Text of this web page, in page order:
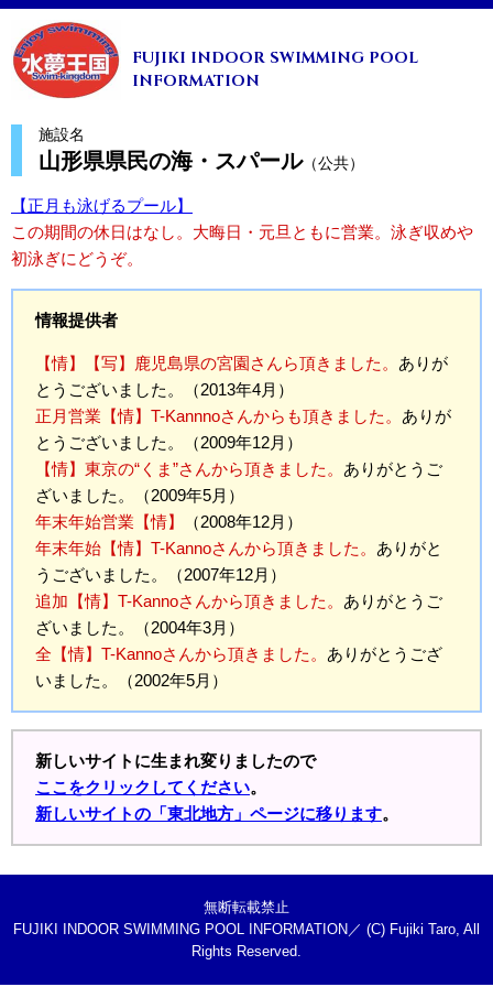
FUJIKI INDOOR SWIMMING POOL
INFORMATION
施設名
山形県県民の海・スパール（公共）
【正月も泳げるプール】
この期間の休日はなし。大晦日・元旦ともに営業。泳ぎ収めや
初泳ぎにどうぞ。
情報提供者
【情】【写】鹿児島県の宮園さんら頂きました。 ありが
とうございました。（2013年4月）
正月営業【情】T-Kannnoさんからも頂きました。 ありが
とうございました。（2009年12月）
【情】東京の“くま”さんから頂きました。 ありがとうご
ざいました。（2009年5月）
年末年始営業【情】
（2008年12月）
年末年始【情】T-Kannoさんから頂きました。 ありがと
うございました。（2007年12月）
追加【情】 T-Kannoさんから頂きました。 ありがとうご
ざいました。（2004年3月）
全【情】 T-Kannoさんから頂きました。 ありがとうござ
いました。（2002年5月）
新しいサイトに生まれ変りましたので
ここをクリックしてください。
新しいサイトの「東北地方」ページに移ります。
無断転載禁止
FUJIKI INDOOR SWIMMING POOL INFORMATION／ (C) Fujiki Taro, All
Rights Reserved.